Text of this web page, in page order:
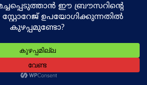
വാതിലിൽ
യമുനയുടെയും
കൊത്തിവച്ചിട്ടുണ്ട്.
ക്ഷേത്രം